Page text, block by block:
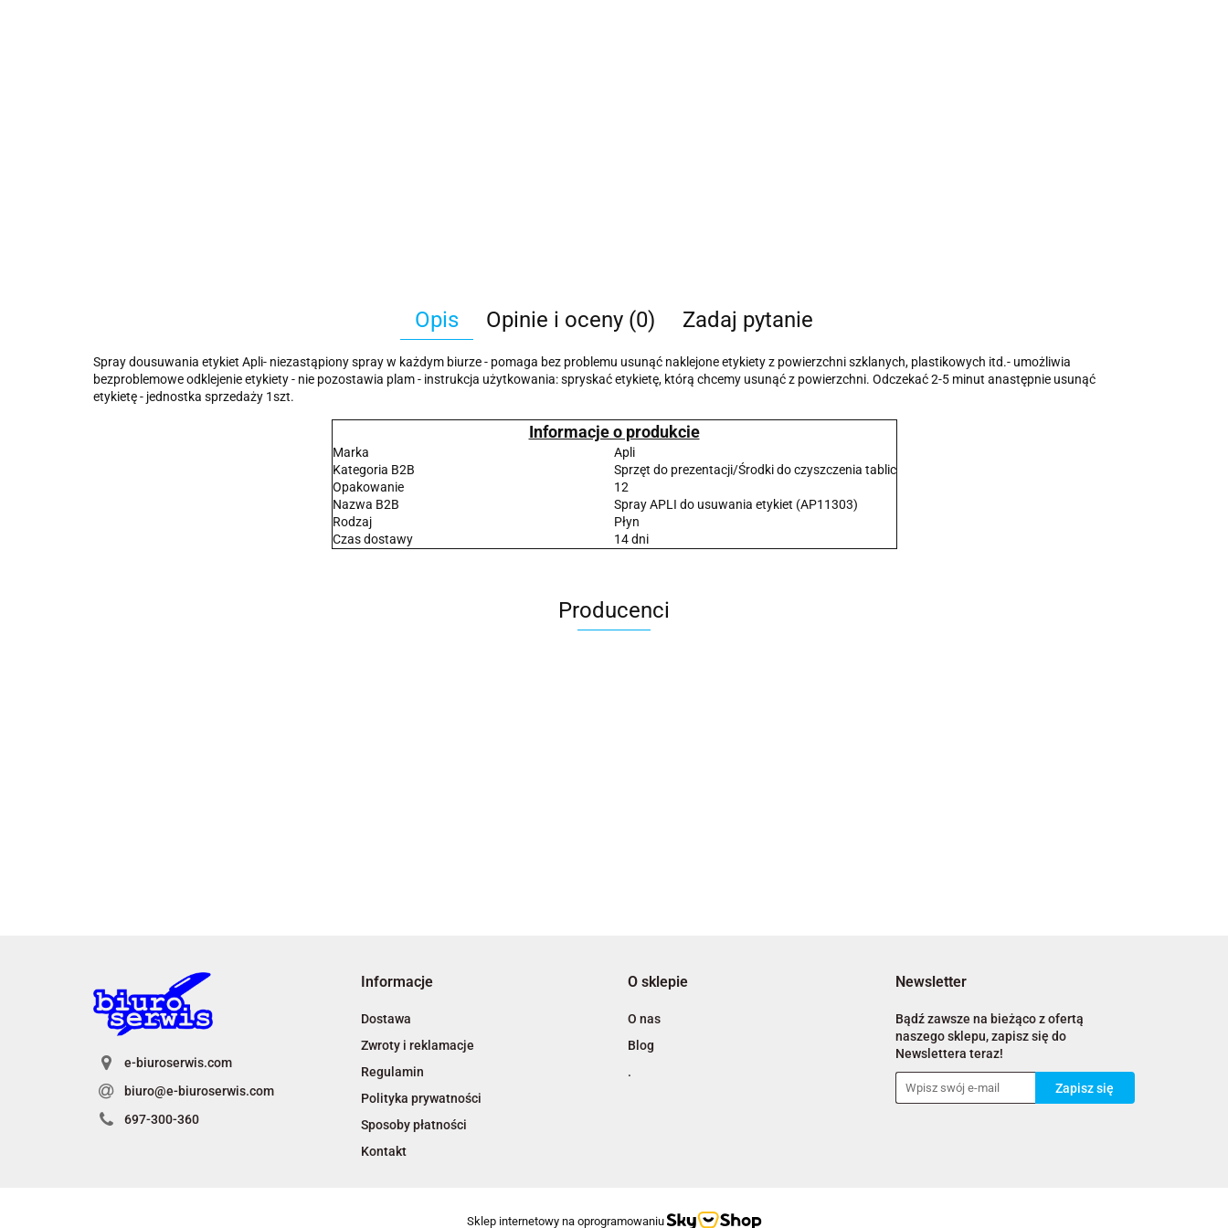
Opis Opinie i oceny (0) Zadaj pytanie
Spray dousuwania etykiet Apli- niezastąpiony spray w każdym biurze - pomaga bez problemu usunąć naklejone etykiety z powierzchni szklanych, plastikowych itd.- umożliwia
bezproblemowe odklejenie etykiety - nie pozostawia plam - instrukcja użytkowania: spryskać etykietę, którą chcemy usunąć z powierzchni. Odczekać 2-5 minut anastępnie usunąć
etykietę - jednostka sprzedaży 1szt.
Informacje o produkcie
Marka
Apli
Kategoria B2B
Sprzęt do prezentacji/Środki do czyszczenia tablic
Opakowanie
12
Nazwa B2B
Spray APLI do usuwania etykiet (AP11303)
Rodzaj
Płyn
Czas dostawy
14 dni
Producenci
A4 Tech
e-biuroserwis.com
biuro@e-biuroserwis.com
697-300-360
Informacje
Dostawa
Zwroty i reklamacje
Regulamin
Polityka prywatności
Sposoby płatności
Kontakt
O sklepie
O nas
Blog
.
Newsletter
Bądź zawsze na bieżąco z ofertą
naszego sklepu, zapisz się do
Newslettera teraz!
Sklep internetowy na oprogramowaniu